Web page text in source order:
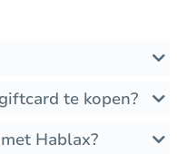
te kopen?
Hablax?